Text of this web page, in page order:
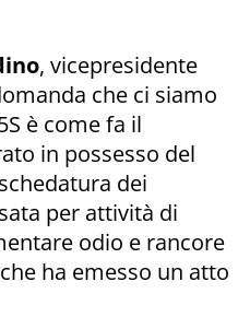
, vicepresidente
che ci siamo
è come fa il
in possesso del
dei
per attività di
odio e rancore
ha emesso un atto